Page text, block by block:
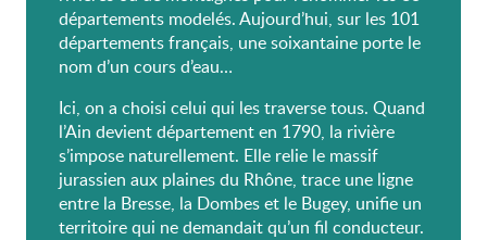
départements modelés. Aujourd’hui, sur les 101
départements français, une soixantaine porte le
nom d’un cours d’eau…
Ici, on a choisi celui qui les traverse tous. Quand
l’Ain devient département en 1790, la rivière
s’impose naturellement. Elle relie le massif
jurassien aux plaines du Rhône, trace une ligne
entre la Bresse, la Dombes et le Bugey, unifie un
territoire qui ne demandait qu’un fil conducteur.